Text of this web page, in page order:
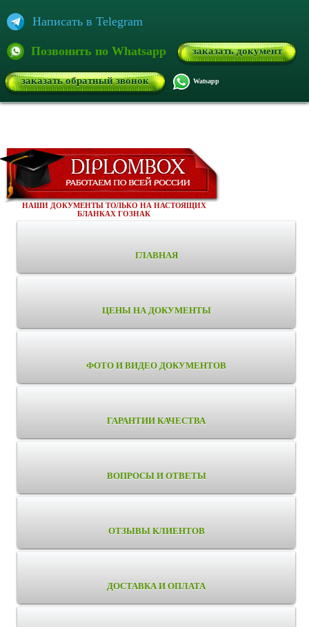
Написать в Telegram
Позвонить по Whatsapp заказать документ
заказать обратный звонок Watsapp
НАШИ ДОКУМЕНТЫ ТОЛЬКО НА НАСТОЯЩИХ
БЛАНКАХ ГОЗНАК
ГЛАВНАЯ
ЦЕНЫ НА ДОКУМЕНТЫ
ФОТО И ВИДЕО ДОКУМЕНТОВ
ГАРАНТИИ КАЧЕСТВА
ВОПРОСЫ И ОТВЕТЫ
ОТЗЫВЫ КЛИЕНТОВ
ДОСТАВКА И ОПЛАТА